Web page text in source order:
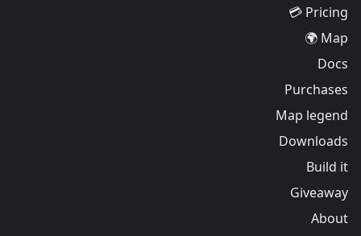
Pricing 💳
Map 🌍
Docs
Purchases
Map legend
Downloads
Build it
Giveaway
About